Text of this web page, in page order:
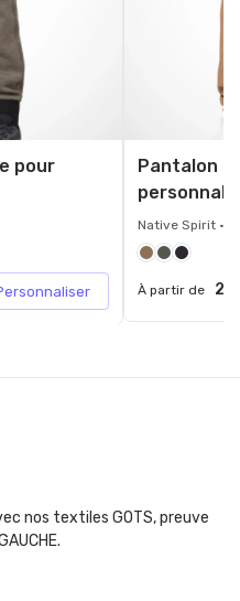
pour
Pantalon
Native Spirit •
À partir de
nos textiles GOTS, preuve